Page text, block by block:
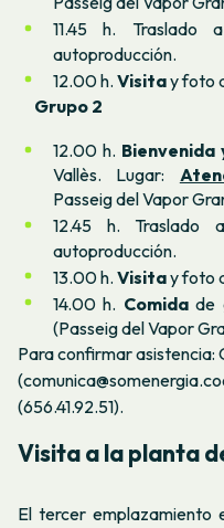
11.45 h. Traslado
autoproducción.
12.00 h. Visitay foto
Grupo 2
12.00 h.
Vallès. Lugar:
Passeig del Vapor
12.45 h. Traslado
autoproducción.
13.00 h. Visitay foto
14.00 h. Comidade
(Passeig del Vapor
Para confirmar asistencia:
(656.41.92.51).
Visita a la planta
El tercer emplazamiento